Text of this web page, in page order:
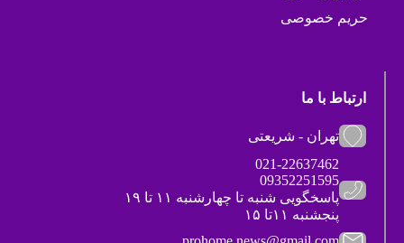
حریم خصوصی
ارتباط با ما
تهران - شریعتی
021-22637462
09352251595
پاسخگویی شنبه تا چهارشنبه ۱۱ تا ۱۹
پنجشنبه ۱۱تا ۱۵